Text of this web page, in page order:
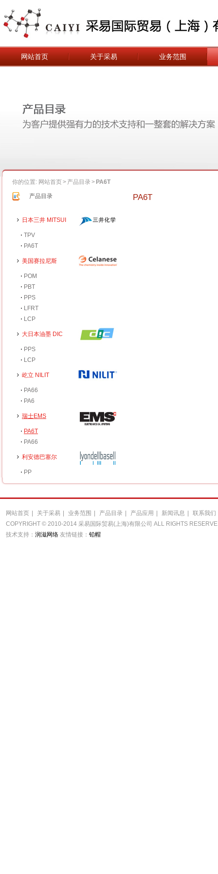
网站首页 关于采易 业务范围
你的位置: 网站首页> 产品目录> PA6T
产品目录
日本三井 MITSUI
TPV
PA6T
美国赛拉尼斯
POM
PBT
PPS
LFRT
LCP
大日本油墨 DIC
PPS
LCP
屹立 NILIT
PA66
PA6
瑞士EMS
PA6T
PA66
利安德巴塞尔
PP
PA6T
网站首页 关于采易 业务范围 产品目录 产品应用 新闻讯息
联系我们
COPYRIGHT © 2010-2014 采易国际贸易(上海)有限公司 ALL RIGHTS
技术支持： 润滋网络 友情链接： 铅帽